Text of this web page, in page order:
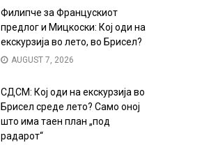
Филипче за Францускиот
предлог и Мицкоски: Кој оди на
екскурзија во лето, во Брисел?
AUGUST 7, 2026
СДСМ: Кој оди на екскурзија во
Брисел среде лето? Само оној
што има таен план „под
радарот“